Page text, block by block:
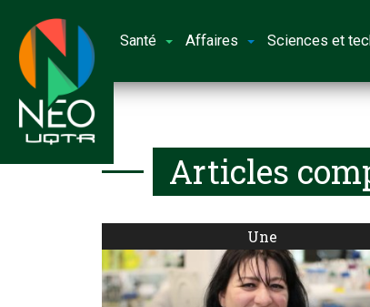
Santé Affaires Sciences et
Articles
Une